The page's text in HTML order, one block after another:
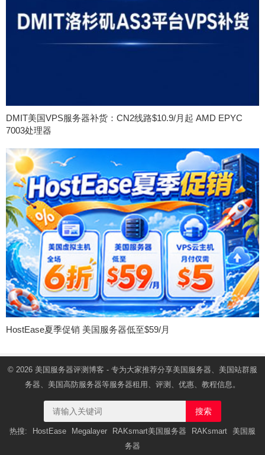
DMIT美国VPS服务器补货：CN2线路$10.9/月起 AMD EPYC
7003处理器
HostEase夏季促销 美国服务器低至$59/月
© 2026 美国服务器评测博客 - 专为大家推荐分享美国服务器、美国站群服
务器、美国高防服务器等服务器租用、评测、优惠、教程信息。
搜索
热搜: HostEase Megalayer RAKsmart美国服务器 RAKsmart
美国服
务器